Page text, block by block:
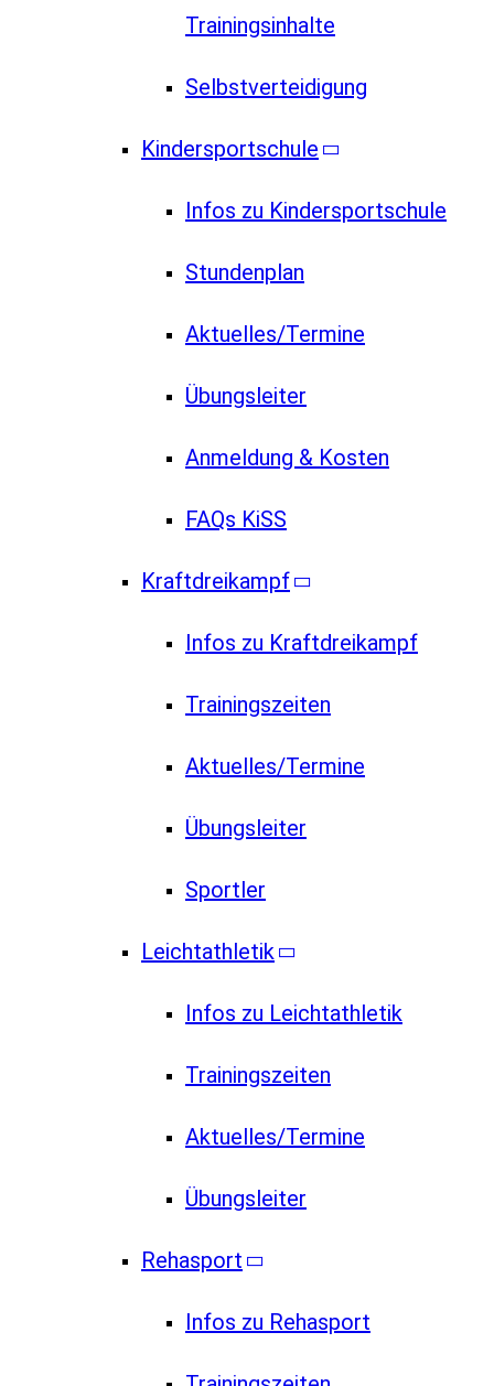
Trainingsinhalte
Selbstverteidigung
Kindersportschule
Infos zu Kindersportschule
Stundenplan
Aktuelles/Termine
Übungsleiter
Anmeldung & Kosten
FAQs KiSS
Kraftdreikampf
Infos zu Kraftdreikampf
Trainingszeiten
Aktuelles/Termine
Übungsleiter
Sportler
Leichtathletik
Infos zu Leichtathletik
Trainingszeiten
Aktuelles/Termine
Übungsleiter
Rehasport
Infos zu Rehasport